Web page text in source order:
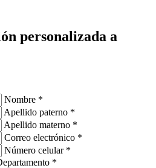
personalizada a
Nombre *
Apellido paterno *
Apellido materno *
Correo electrónico *
Número celular *
*